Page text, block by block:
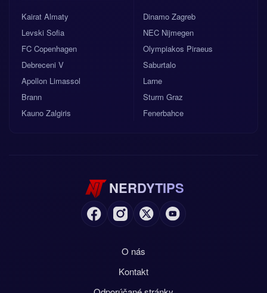
Kairat Almaty
Levski Sofia
FC Copenhagen
Debreceni V
Apollon Limassol
Brann
Kauno Zalgiris
Dinamo Zagreb
NEC Nijmegen
Olympiakos Piraeus
Saburtalo
Larne
Sturm Graz
Fenerbahce
NERDYTIPS
O nás
Kontakt